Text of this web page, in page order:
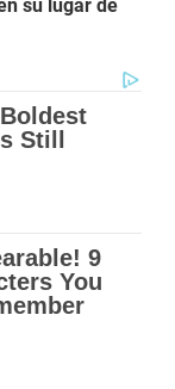
su lugar de